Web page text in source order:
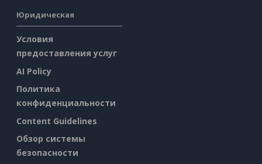
Юридическая
Условия
предоставления услуг
AI Policy
Политика
конфиденциальности
Content Guidelines
Обзор системы
безопасности